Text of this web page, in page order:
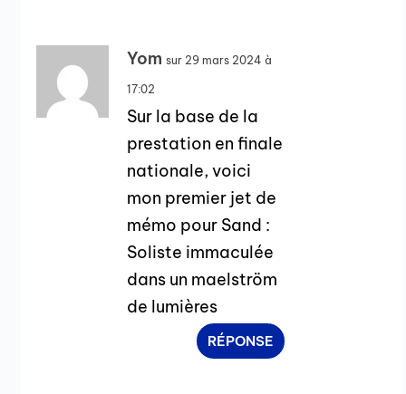
Yom sur 29 mars 2024 à
17:02
Sur la base de la
prestation en finale
nationale, voici
mon premier jet de
mémo pour Sand :
Soliste immaculée
dans un maelström
de lumières
RÉPONSE